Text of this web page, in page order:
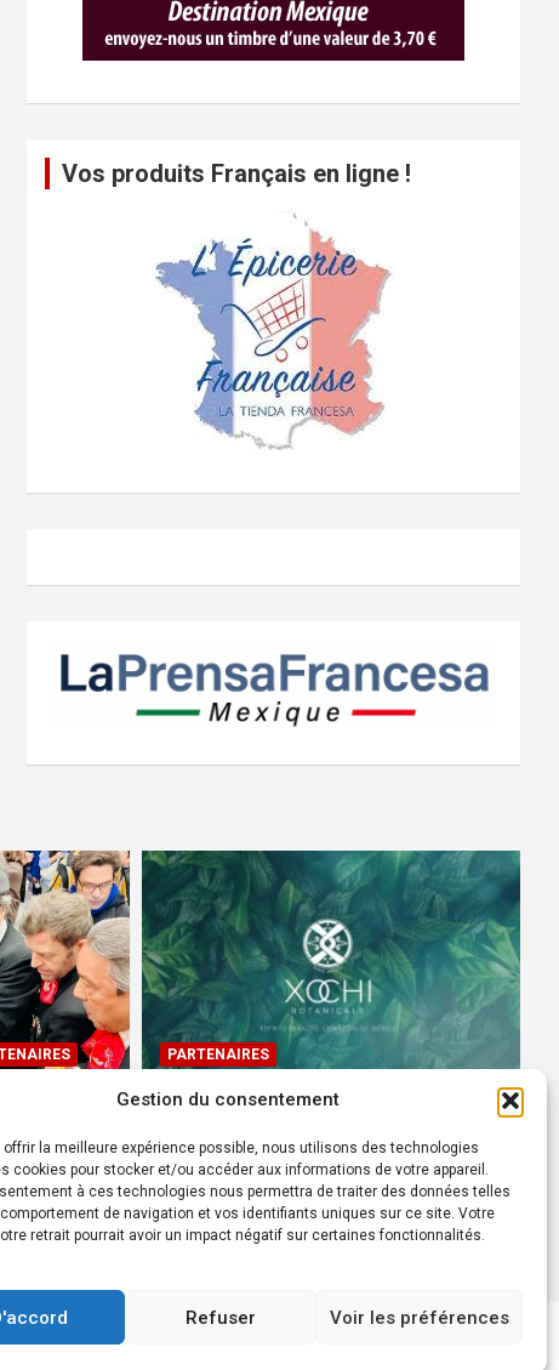
Gestion du consentement
offrir la meilleure expérience possible, nous utilisons des technologies
cookies pour stocker et/ou accéder aux informations de votre appareil.
à ces technologies nous permettra de traiter des données telles
de navigation et vos identifiants uniques sur ce site. Votre
retrait pourrait avoir un impact négatif sur certaines fonctionnalités.
Refuser Voir les préférences
Vos produits Français en ligne !
à
PARTENAIRES
Devenez Ambassadeur XOCHI
BOTANICALS – « El espíritu
francés con corazón de
México! »
24 août 2022 Rédacteur